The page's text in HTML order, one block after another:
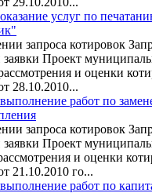
услуг по
запроса котировок
Проект
и оценки
28.10.2010...
работ по
запроса котировок
Проект
и оценки
21.10.2010 го...
работ по